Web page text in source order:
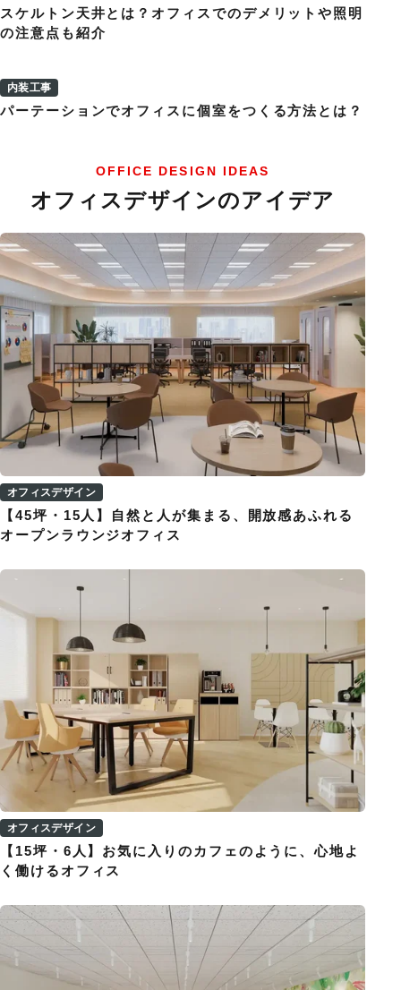
スケルトン天井とは？オフィスでのデメリットや照明
の注意点も紹介
内装工事
パーテーションでオフィスに個室をつくる方法とは？
OFFICE DESIGN IDEAS
オフィスデザインのアイデア
オフィスデザイン
【45坪・15人】自然と人が集まる、開放感あふれる
オープンラウンジオフィス
オフィスデザイン
【15坪・6人】お気に入りのカフェのように、心地よ
く働けるオフィス